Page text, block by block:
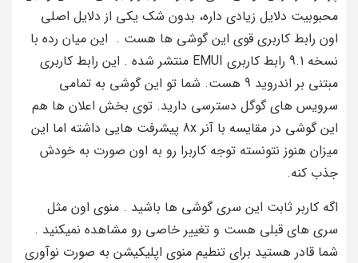
محبوبیت دلایل زیادی داره، بدون شک یکی از دلایل اصلی
اون رابط کاربری قوی این گوشی ها هست . این میان رده با
نسخه 9.1 رابط کاربری EMUI منتشر شده . این رابط کاربری
مبتنی بر اندروید 9 هست. شما تو این گوشی به تمامی
سرویس های گوگل دسترسی دارید. توی بخش اعلان ها هم
این گوشی در مقایسه با آنر 8x پیشرفت هایی داشته اما این
میزان هنوز نتونسته توجه کاربرا رو به اون صورت به خودش
جذب کنه.
اگه کاربر ثابت این سری گوشی ها باشید . منوی اون مثل
سری های قبلی هست و تغییر خاصی رو مشاهده نمیکنید .
شما قادر هستید برای تنطیم منوی اپلیکیشن به صورت نوآوری